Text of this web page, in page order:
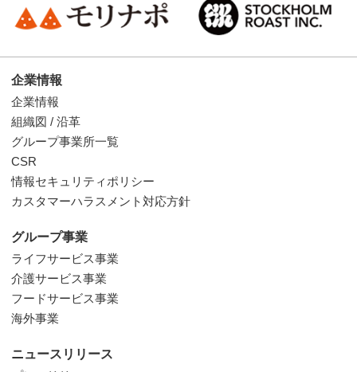
企業情報
企業情報
組織図 / 沿革
グループ事業所一覧
CSR
情報セキュリティポリシー
カスタマーハラスメント対応方針
グループ事業
ライフサービス事業
介護サービス事業
フードサービス事業
海外事業
ニュースリリース